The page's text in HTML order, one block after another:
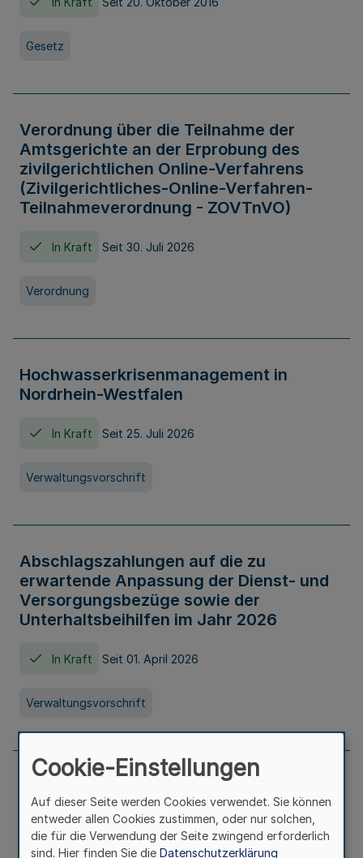
Gesetz
Verordnung über die Teilnahme der
Amtsgerichte an der Erprobung des
zivilgerichtlichen Online-Verfahrens
(Zivilgerichtliches-Online-Verfahren-
Teilnahmeverordnung - ZOVTnVO)
In Kraft Seit 30. Juli 2026
Verordnung
Hochwasserkrisenmanagement in
Nordrhein-Westfalen
In Kraft Seit 25. Juli 2026
Verwaltungsvorschrift
Abschlagszahlungen auf die zu
erwartende Anpassung der Dienst- und
Versorgungsbezüge sowie der
Unterhaltsbeihilfen im Jahr 2026
In Kraft Seit 01. April 2026
Verwaltungsvorschrift
Richtlinie zur Gewährung von
Zuwendungen für Maßnahmen zur
Stärkung der alltagsintegrierten
sprachlichen Bildungsarbeit in
Cookie-Einstellungen
Auf dieser Seite werden Cookies verwendet. Sie können
entweder allen Cookies zustimmen, oder nur solchen,
die für die Verwendung der Seite zwingend erforderlich
sind. Hier finden Sie die Datenschutzerklärung